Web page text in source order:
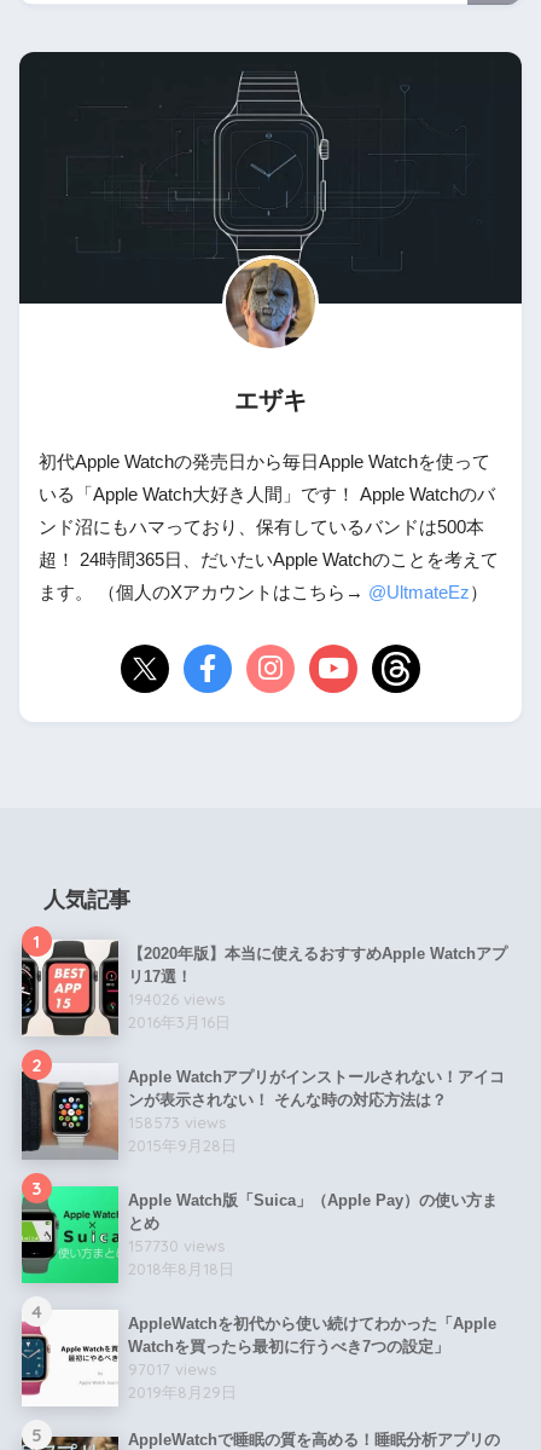
エザキ
初代Apple Watchの発売日から毎日Apple Watchを使って
いる「Apple Watch大好き人間」です！ Apple Watchのバ
ンド沼にもハマっており、保有しているバンドは500本
超！ 24時間365日、だいたいApple Watchのことを考えて
ます。 （個人のXアカウントはこちら→ @UltmateEz）
人気記事
1
【2020年版】本当に使えるおすすめApple Watchアプ
リ17選！
194026 views
2016年3月16日
2
Apple Watchアプリがインストールされない！アイコ
ンが表示されない！ そんな時の対応方法は？
158573 views
2015年9月28日
3
Apple Watch版「Suica」（Apple Pay）の使い方ま
とめ
157730 views
2018年8月18日
4
AppleWatchを初代から使い続けてわかった「Apple
Watchを買ったら最初に行うべき7つの設定」
97017 views
2019年8月29日
5
AppleWatchで睡眠の質を高める！睡眠分析アプリの